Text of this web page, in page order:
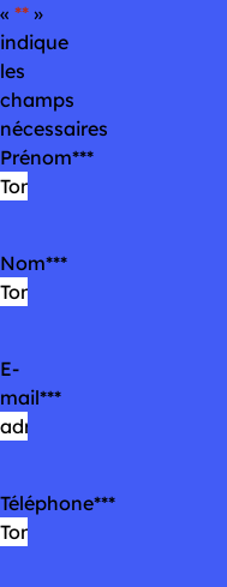
« * »
indique
les
champs
nécessaires
Prénom*
Nom*
E-
mail*
Téléphone*